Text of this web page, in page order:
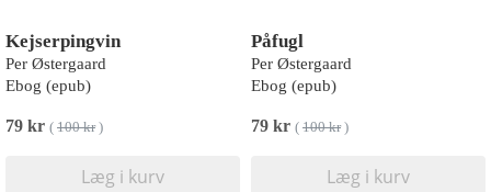
Kejserpingvin
Per Østergaard
Ebog (epub)
79 kr ( 100 kr)
Læg i kurv
Påfugl
Per Østergaard
Ebog (epub)
79 kr ( 100 kr)
Læg i kurv